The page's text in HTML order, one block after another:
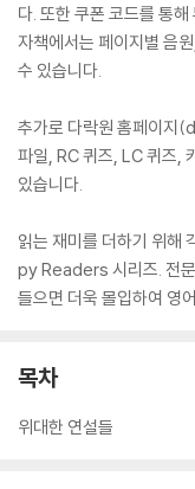
다. 또한 쿠폰 코드를 통
자책에서는 페이지별 음
수 있습니다.
추가로 다락원 홈페이지
파일, RC 퀴즈, LC 퀴즈,
있습니다.
읽는 재미를 더하기 위해
py Readers 시리즈. 전
들으면 더욱 몰입하여 영
목차
위대한 연설들